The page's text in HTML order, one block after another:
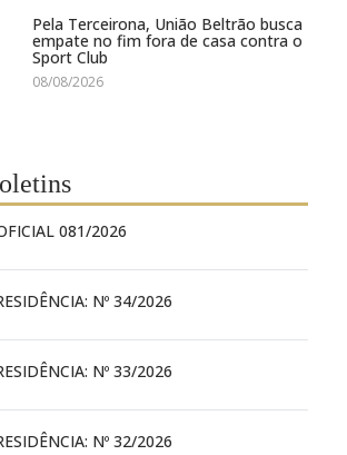
Pela Terceirona, União Beltrão busca
empate no fim fora de casa contra o
Sport Club
08/08/2026
081/2026
Nº 34/2026
Nº 33/2026
Nº 32/2026